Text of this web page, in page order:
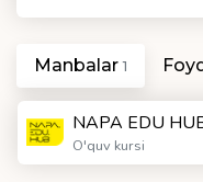
Manbalar1
NAPA EDU
O'quv kursi